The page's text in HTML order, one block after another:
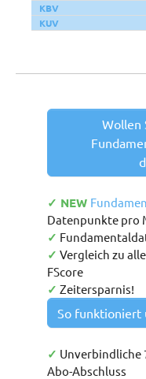
KBV
KUV
Wollen
✓ NEW
Datenpunkte pro
✓
✓ Vergleich zu
FScore
✓ Zeitersparnis!
So funktioniert
✓ Unverbindliche
Abo-Abschluss